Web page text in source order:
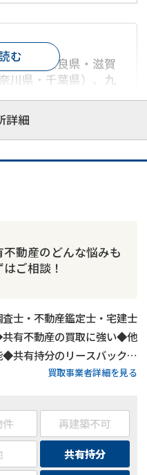
詳細
庫県・奈良県・滋賀
川県・千葉県）、九
む
不動産のどんな悩みも
はご相談！
士・不動産鑑定士・宅建士
有不動産の買取に強い◆他
共有持分のリースバックに
無料◆スピーディな現金化
買取事業者詳細を見る
件
再建築不可
共有持分